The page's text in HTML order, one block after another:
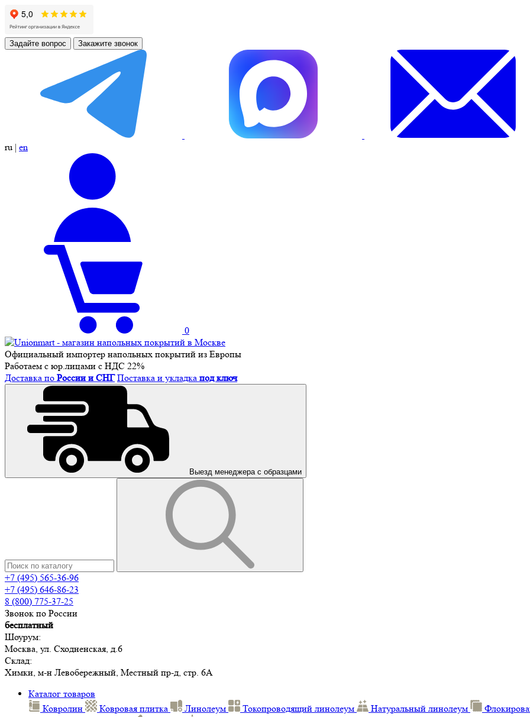
Задайте вопрос Закажите звонок
ru | en
0
Официальный импортер напольных покрытий из Европы
Работаем с юр.лицами с НДС 22%
Доставка по России и СНГ Поставка и укладка под ключ
Выезд менеджера с образцами
+7 (495) 565-36-96
+7 (495) 646-86-23
8 (800) 775-37-25
Звонок по России
бесплатный
Шоурум:
Москва, ул. Сходненская, д.6
Склад:
Химки, м-н Левобережный, Местный пр-д, стр. 6А
Каталог товаров
Ковролин
Ковровая плитка Линолеум Токопроводящий линолеум Натуральный линолеум